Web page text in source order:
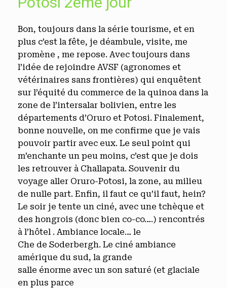
Bon, toujours dans la série tourisme, et en
plus c’est la fête, je déambule, visite, me
promène , me repose. Avec toujours dans
l’idée de rejoindre AVSF (agronomes et
vétérinaires sans frontières) qui enquêtent
sur l’équité du commerce de la quinoa dans la
zone de l’intersalar bolivien, entre les
départements d’Oruro et Potosi. Finalement,
bonne nouvelle, on me confirme que je vais
pouvoir partir avec eux. Le seul point qui
m’enchante un peu moins, c’est que je dois
les retrouver à Challapata. Souvenir du
voyage aller Oruro-Potosi, la zone, au milieu
de nulle part. Enfin, il faut ce qu’il faut, hein?
Le soir je tente un ciné, avec une tchèque et
des hongrois (donc bien co-co….) rencontrés
à l’hôtel . Ambiance locale… le
Che de Soderbergh. Le ciné ambiance
amérique du sud, la grande
salle énorme avec un son saturé (et glaciale
en plus parce